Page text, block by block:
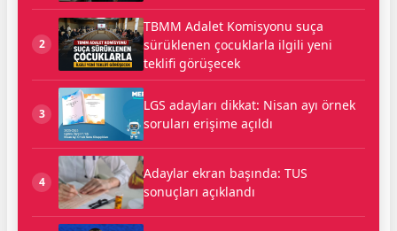
2
TBMM Adalet Komisyonu suça
sürüklenen çocuklarla ilgili yeni
teklifi görüşecek
3
LGS adayları dikkat: Nisan ayı örnek
soruları erişime açıldı
4
Adaylar ekran başında: TUS
sonuçları açıklandı